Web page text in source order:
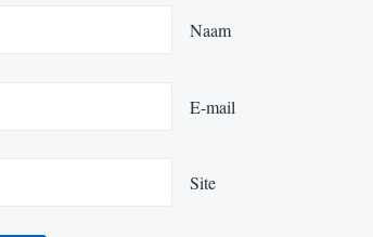
Naam
E-mail
Site